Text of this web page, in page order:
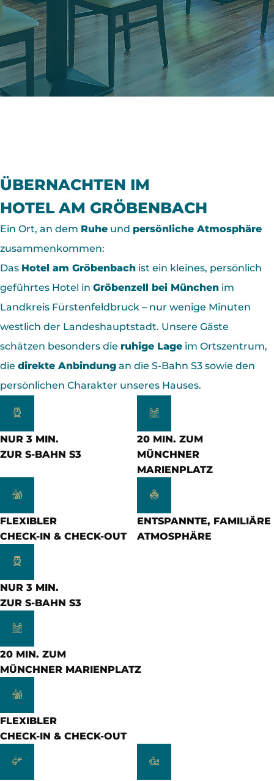
Großstadthektik.
ÜBERNACHTEN ­IM
HOTEL AM GRÖBENBACH
Ein Ort, an dem Ruhe und persönliche Atmosphäre
zusammenkommen:
Das Hotel am Gröbenbach ist ein kleines, persönlich
geführtes Hotel in Gröbenzell bei München im
Landkreis Fürstenfeldbruck – nur wenige Minuten
westlich der Landeshauptstadt. Unsere Gäste
schätzen besonders die ruhige Lage im Ortszentrum,
die direkte Anbindung an die S-Bahn S3 sowie den
persönlichen Charakter unseres Hauses.
NUR 3 MIN.
ZUR S-BAHN S3
20 MIN. ZUM
MÜNCHNER
MARIENPLATZ
FLEXIBLER
CHECK-IN & CHECK-OUT
ENTSPANNTE, FAMILIÄRE
ATMOSPHÄRE
NUR 3 MIN.
ZUR S-BAHN S3
20 MIN. ZUM
MÜNCHNER MARIENPLATZ
FLEXIBLER
CHECK-IN & CHECK-OUT